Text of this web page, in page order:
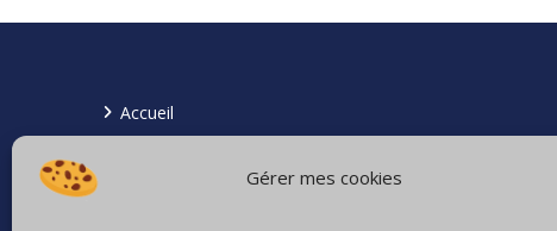
Gérer mes cookies
Accueil